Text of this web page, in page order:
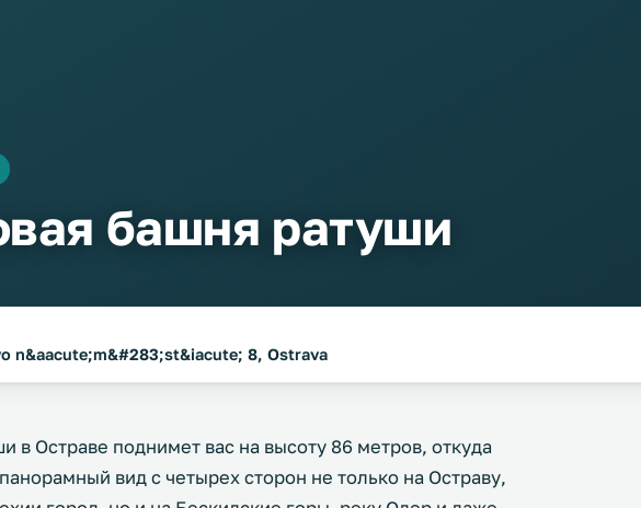
башня ратуши
n&aacute;m&#283;st&iacute; 8, Ostrava
в Остраве поднимет вас на высоту 86 метров, откуда
вид с четырех сторон не только на Остраву,